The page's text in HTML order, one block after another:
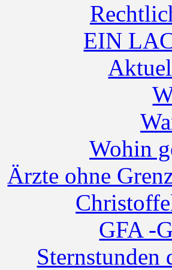
EIN
Wohin
Ärzte ohne
GFA -
Sternstunden